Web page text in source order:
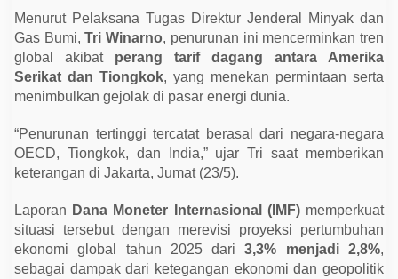
T
u
r
u
n
J
a
i
U
S
D
,
2
9
Menurut Pelaksana Tugas Direktur Jenderal Minyak dan
Gas Bumi,Tri Winarno, penurunan ini mencerminkan tren
global akibat perang tarif dagang antara Amerika
Serikat dan Tiongkok, yang menekan permintaan serta
menimbulkan gejolak di pasar energi dunia.
“Penurunan tertinggi tercatat berasal dari negara-negara
OECD, Tiongkok, dan India,” ujar Tri saat memberikan
keterangan di Jakarta, Jumat (23/5).
Laporan Dana Moneter Internasional (IMF)memperkuat
situasi tersebut dengan merevisi proyeksi pertumbuhan
ekonomi global tahun 2025 dari3,3% menjadi 2,8%,
sebagai dampak dari ketegangan ekonomi dan geopolitik